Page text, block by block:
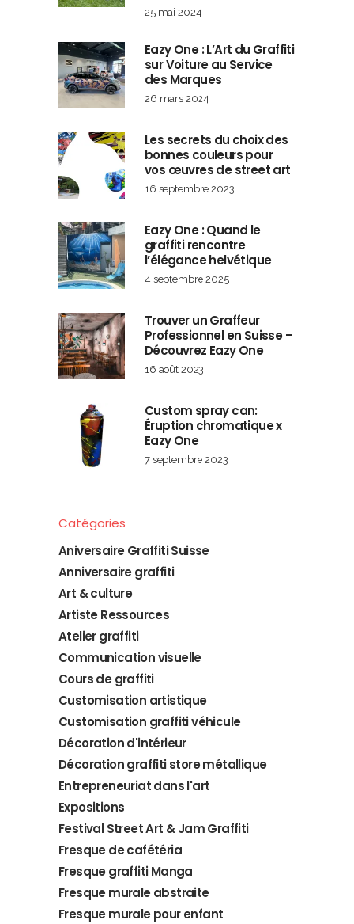
25 mai 2024
Eazy One : L’Art du Graffiti
sur Voiture au Service
des Marques
26 mars 2024
Les secrets du choix des
bonnes couleurs pour
vos œuvres de street art
16 septembre 2023
Eazy One : Quand le
graffiti rencontre
l’élégance helvétique
4 septembre 2025
Trouver un Graffeur
Professionnel en Suisse –
Découvrez Eazy One
16 août 2023
Custom spray can:
Éruption chromatique x
Eazy One
7 septembre 2023
Catégories
Aniversaire Graffiti Suisse
Anniversaire graffiti
Art & culture
Artiste Ressources
Atelier graffiti
Communication visuelle
Cours de graffiti
Customisation artistique
Customisation graffiti véhicule
Décoration d'intérieur
Décoration graffiti store métallique
Entrepreneuriat dans l'art
Expositions
Festival Street Art & Jam Graffiti
Fresque de cafétéria
Fresque graffiti Manga
Fresque murale abstraite
Fresque murale pour enfant